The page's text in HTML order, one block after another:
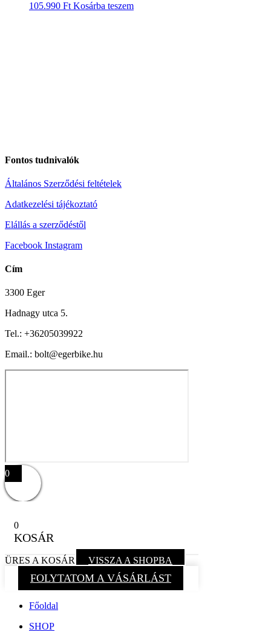
105.990 Ft Kosárba teszem
Fontos tudnivalók
Általános Szerződési feltételek
Adatkezelési tájékoztató
Elállás a szerződéstől
Facebook Instagram
Cím
3300 Eger
Hadnagy utca 5.
Tel.: +36205039922
Email.: bolt@egerbike.hu
0
0
KOSÁR
ÜRES A KOSÁR VISSZA A SHOPBA
FOLYTATOM A VÁSÁRLÁST
Főoldal
SHOP